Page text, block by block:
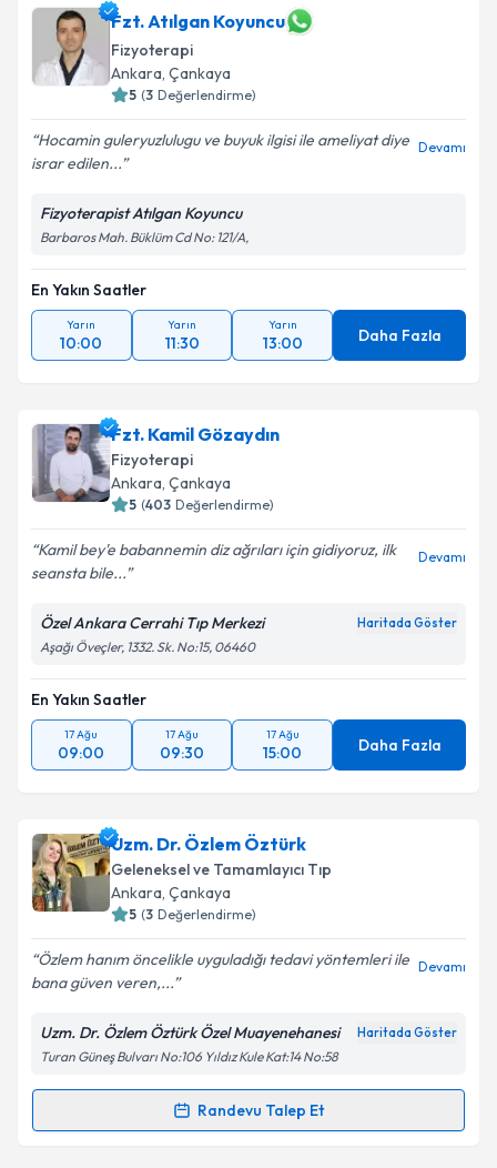
Fzt. Atılgan Koyuncu
Fizyoterapi
Ankara, Çankaya
5 (3 Değerlendirme)
Hocamin guleryuzlulugu ve buyuk ilgisi ile ameliyat diye
israr edilen...
Devamı
Fizyoterapist Atılgan Koyuncu
Barbaros Mah. Büklüm Cd No: 121/A,
En Yakın Saatler
Yarın
10:00
Yarın
11:30
Yarın
13:00 Daha Fazla
Fzt. Kamil Gözaydın
Fizyoterapi
Ankara, Çankaya
5 (403 Değerlendirme)
Kamil bey'e babannemin diz ağrıları için gidiyoruz, ilk
seansta bile...
Devamı
Özel Ankara Cerrahi Tıp Merkezi Haritada Göster
Aşağı Öveçler, 1332. Sk. No:15, 06460
En Yakın Saatler
17 Ağu
09:00
17 Ağu
09:30
17 Ağu
15:00 Daha Fazla
Uzm. Dr. Özlem Öztürk
Geleneksel ve Tamamlayıcı Tıp
Ankara, Çankaya
5 (3 Değerlendirme)
Özlem hanım öncelikle uyguladığı tedavi yöntemleri ile
bana güven veren,...
Devamı
Uzm. Dr. Özlem Öztürk Özel Muayenehanesi Haritada Göster
Turan Güneş Bulvarı No:106 Yıldız Kule Kat:14 No:58
Randevu Talep Et
Randevu Takvimi Talebi